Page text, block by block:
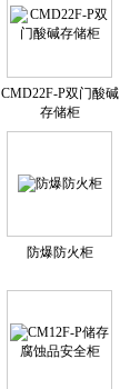
CMD22F-P双门酸碱
存储柜
防爆防火柜